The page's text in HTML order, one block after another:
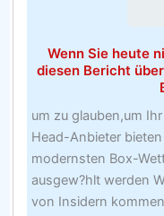
Wenn Sie heute
diesen Bericht
um zu glauben,um
Head-Anbieter
modernsten Box-
ausgew?hlt werden
von Insidern